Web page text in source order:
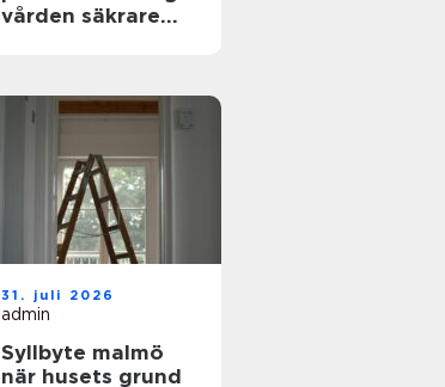
vården säkrare
31. juli 2026
admin
Syllbyte malmö
när husets grund